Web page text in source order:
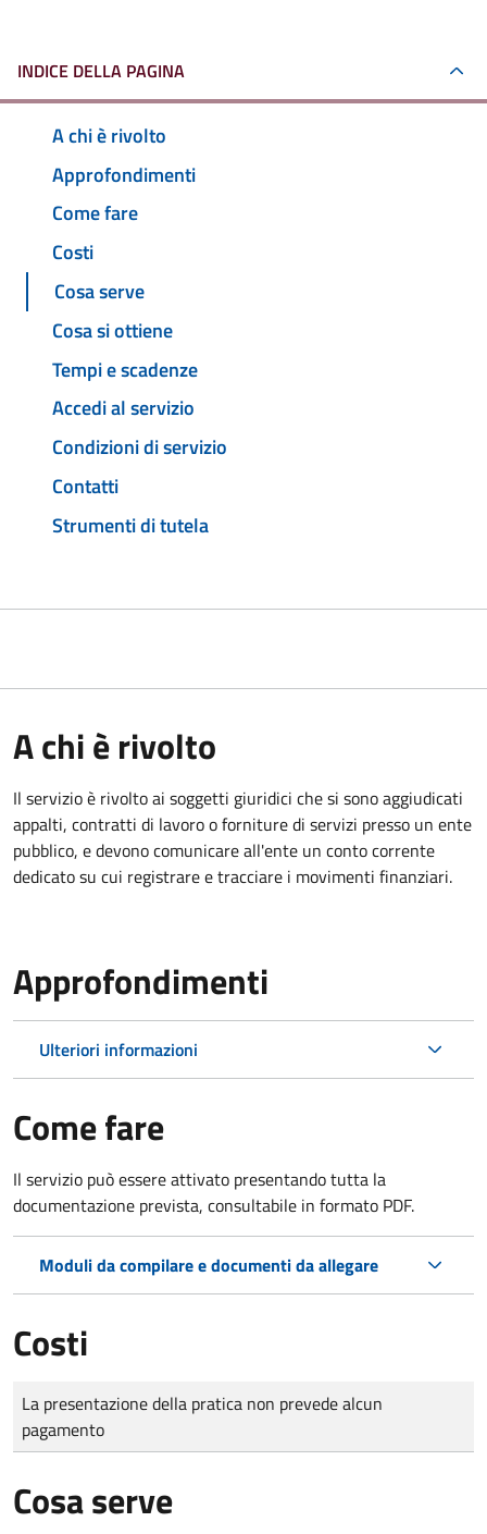
INDICE DELLA PAGINA
A chi è rivolto
Approfondimenti
Come fare
Costi
Cosa serve
Cosa si ottiene
Tempi e scadenze
Accedi al servizio
Condizioni di servizio
Contatti
Strumenti di tutela
A chi è rivolto
Il servizio è rivolto ai soggetti giuridici che si sono aggiudicati
appalti, contratti di lavoro o forniture di servizi presso un ente
pubblico, e devono comunicare all'ente un conto corrente
dedicato su cui registrare e tracciare i movimenti finanziari.
Approfondimenti
Ulteriori informazioni
Come fare
Il servizio può essere attivato presentando tutta la
documentazione prevista, consultabile in formato PDF.
Moduli da compilare e documenti da allegare
Costi
Tipo di pagamento
Importo
La presentazione della pratica non prevede alcun
pagamento
Cosa serve